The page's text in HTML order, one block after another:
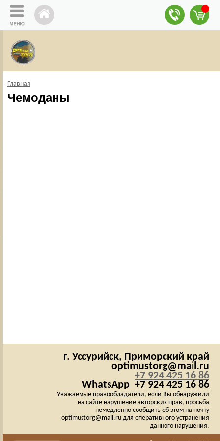
Главная
Чемоданы
г. Уссурийск, Приморский край
optimustorg@mail.ru
+7 924 425 16 86
WhatsApp +7 924 425 16 86
Уважаемые правообладатели, если Вы обнаружили
на сайте нарушение авторских прав, просьба
немедленно сообщить об этом на почту
optimustorg@mail.ru для оперативного устранения
данного нарушения.